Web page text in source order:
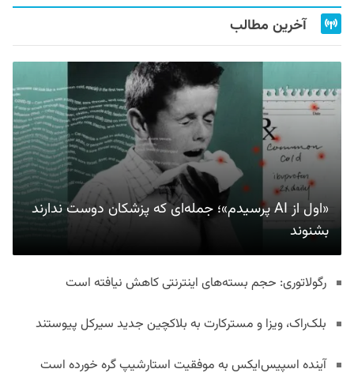
آخرین مطالب
«اول از AI پرسیدم»؛ جمله‌ای که پزشکان دوست ندارند
بشنوند
رگولاتوری: حجم بسته‌های اینترنتی کاهش نیافته است
بلک‌راک، ویزا و مسترکارت به بلاکچین جدید سیرکل پیوستند
آینده اسپیس‌ایکس به موفقیت استارشیپ گره خورده است